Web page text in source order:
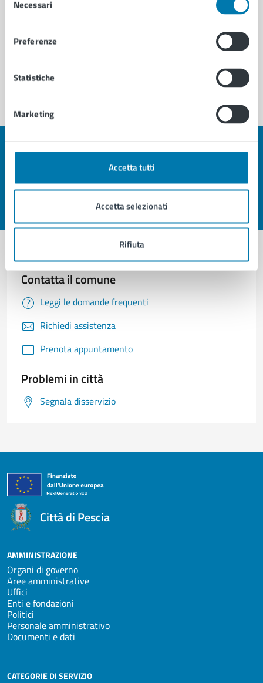
delNecessari
Preferenze
Statistiche
Marketing
Accetta tutti
Accetta selezionati
Rifiuta
Quanto sono chiare le informazioni su questa
Valuta 5 stelle su 5
Valuta 4 stelle su 5
Valuta 3 stelle su 5
Valuta 2 stelle su 5
Contatta il comune
Leggi le domande frequenti
Richiedi assistenza
Prenota appuntamento
Problemi in città
Segnala disservizio
Città di Pescia
AMMINISTRAZIONE
Organi di governo
Aree amministrative
Uffici
Enti e fondazioni
Politici
Personale amministrativo
Documenti e dati
CATEGORIE DI SERVIZIO